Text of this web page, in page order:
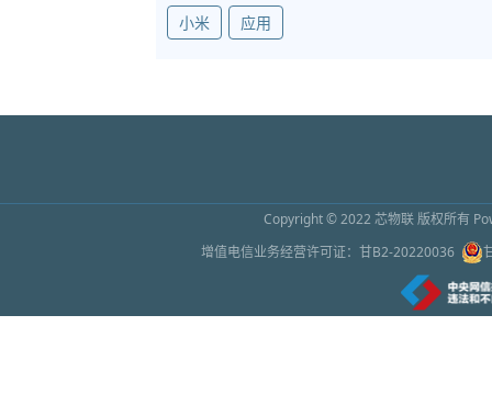
小米
应用
Copyright © 2022 芯物联版权所有
增值电信业务经营许可证： 甘B2-20220036